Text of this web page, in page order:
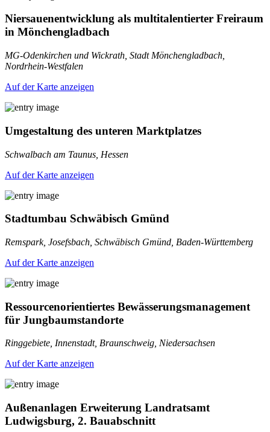
Niersauenentwicklung als multitalentierter Freiraum
in Mönchengladbach
MG-Odenkirchen und Wickrath, Stadt Mönchengladbach,
Nordrhein-Westfalen
Auf der Karte anzeigen
Umgestaltung des unteren Marktplatzes
Schwalbach am Taunus, Hessen
Auf der Karte anzeigen
Stadtumbau Schwäbisch Gmünd
Remspark, Josefsbach, Schwäbisch Gmünd, Baden-Württemberg
Auf der Karte anzeigen
Ressourcenorientiertes Bewässerungsmanagement
für Jungbaumstandorte
Ringgebiete, Innenstadt, Braunschweig, Niedersachsen
Auf der Karte anzeigen
Außenanlagen Erweiterung Landratsamt
Ludwigsburg, 2. Bauabschnitt